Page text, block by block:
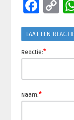
LAAT EEN
Reactie:*
Naam:*